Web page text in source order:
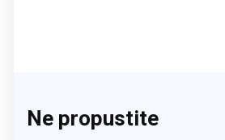
Ne propustite